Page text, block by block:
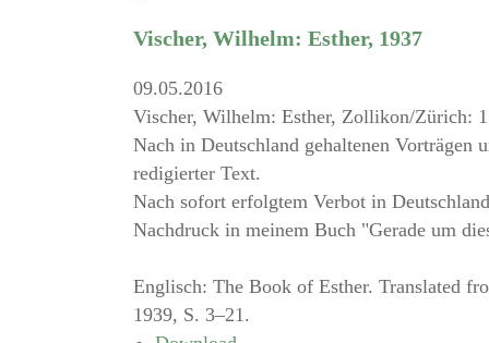
Vischer, Wilhelm: Esther, 1937
09.05.2016
Vischer, Wilhelm: Esther, Zollikon/Zürich:
Nach in Deutschland gehaltenen Vorträgen
redigierter Text.
Nach sofort erfolgtem Verbot in
Nachdruck in meinem Buch "Gerade um
Englisch: The Book of Esther. Translated
1939, S. 3–21.